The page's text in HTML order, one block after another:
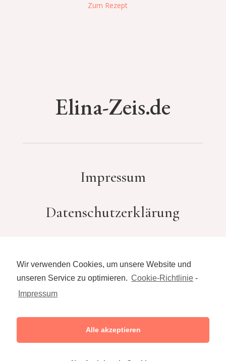
Wir verwenden Cookies, um unsere Website und
unseren Service zu optimieren. Cookie-Richtlinie -
Impressum
Alle akzeptieren
Zum Rezept
Elina-Zeis.de
Impressum
Datenschutzerklärung
hallo@elina-zeis.de